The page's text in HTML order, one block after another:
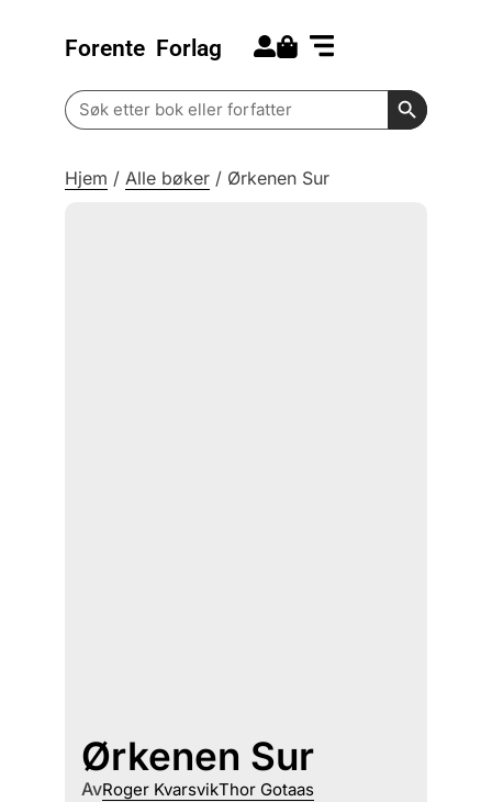
Forente Forlag
Search
for:
Search
Hjem / Alle bøker / Ørkenen Sur
Ørkenen Sur
AvRoger KvarsvikThor Gotaas